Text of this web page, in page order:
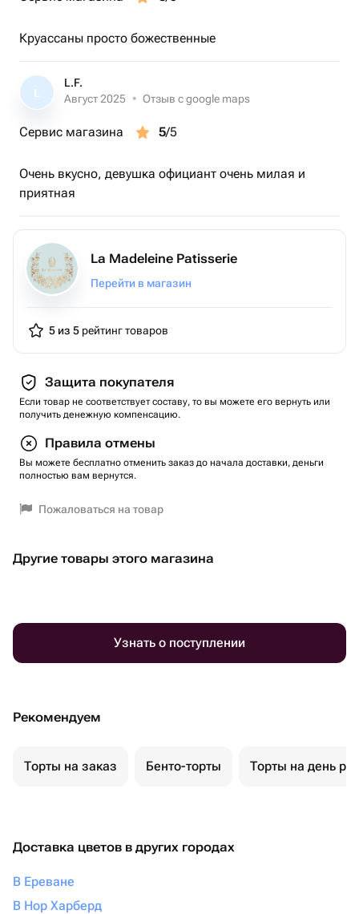
себя.
Круассаны просто божественные
L
L.F.
Август 2025
• Отзыв с google maps
Сервис магазина 5/5
Очень вкусно, девушка официант очень милая и
приятная
La Madeleine Patisserie
Перейти в магазин
5 из 5 рейтинг товаров
Защита покупателя
Если товар не соответствует составу, то вы можете его вернуть или
получить денежную компенсацию.
Правила отмены
Вы можете бесплатно отменить заказ до начала доставки, деньги
полностью вам вернутся.
Пожаловаться на товар
Другие товары этого магазина
Узнать о поступлении
Рекомендуем
Торты на заказ Бенто-торты Торты на день
Доставка цветов в других городах
В Ереване
В Нор Харберд